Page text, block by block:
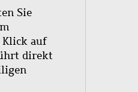
Sie
Klick auf
direkt